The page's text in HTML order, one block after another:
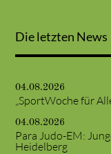
Die letzten News
04.08.2026
„SportWoche für
04.08.2026
Para Judo-EM:
Heidelberg